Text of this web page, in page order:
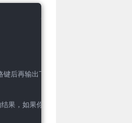
后再输出下一屏，直到全部输完。如
，如果你修改了文件内容，replace